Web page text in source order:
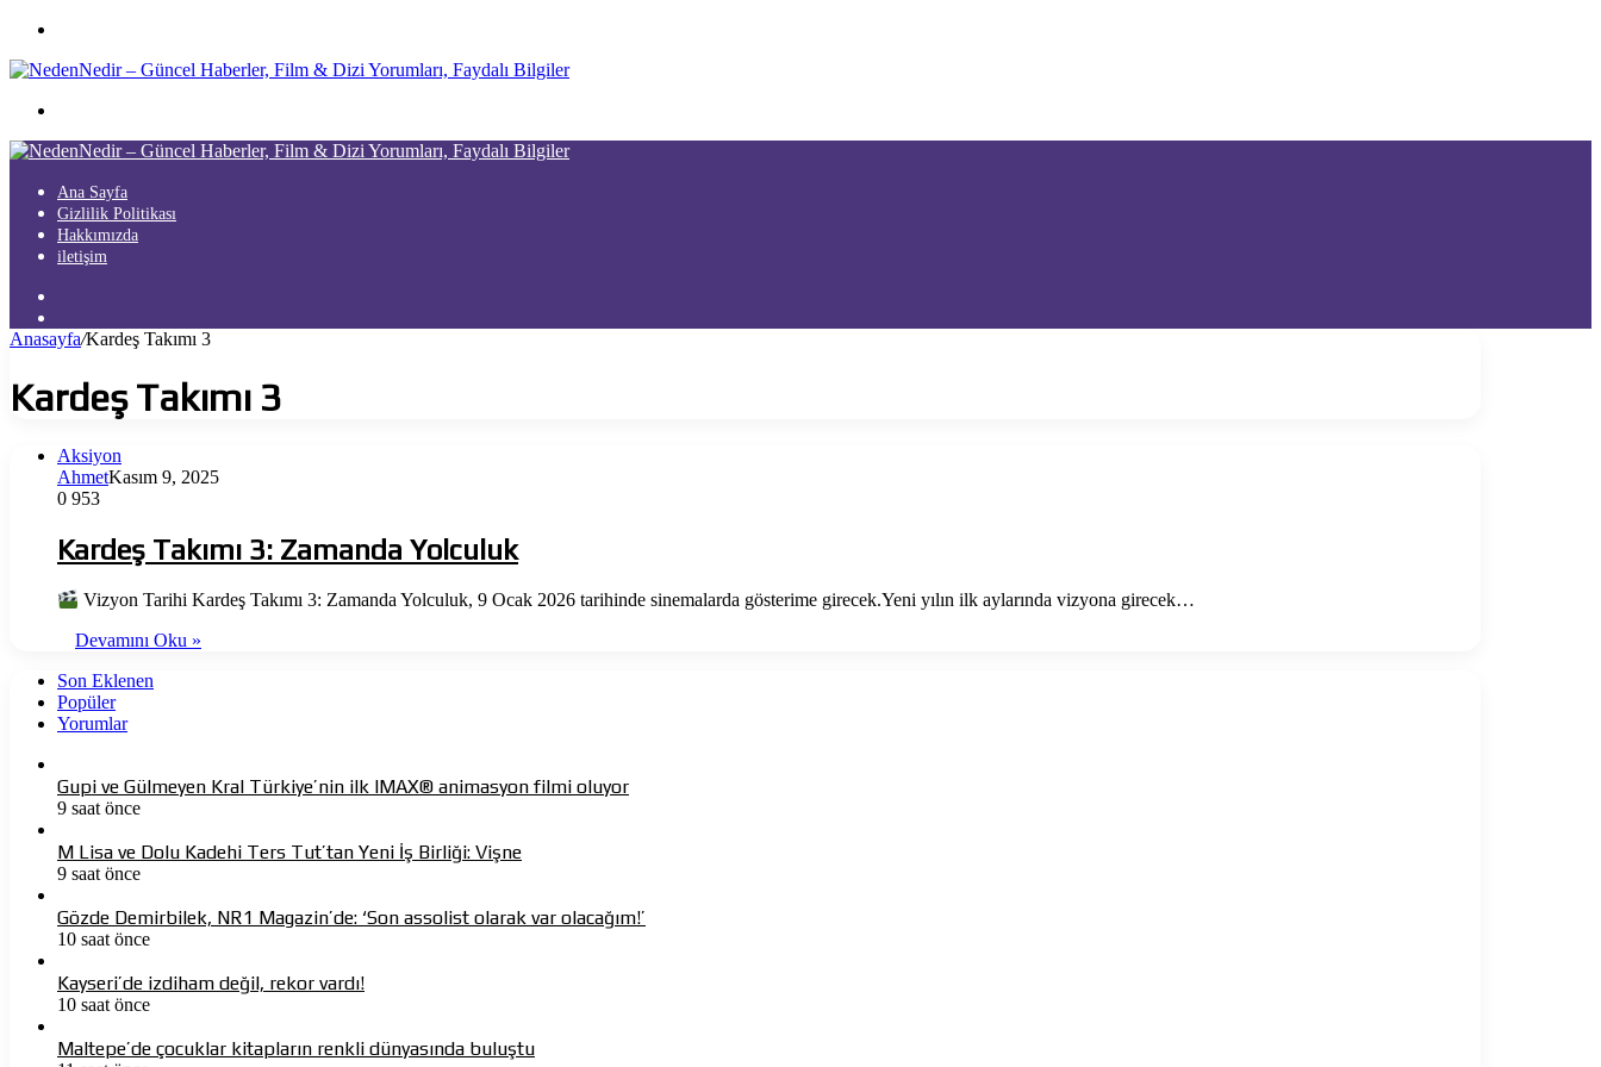
...
Ana Sayfa
Gizlilik Politikası
Hakkımızda
iletişim
yap
Anasayfa/Kardeş Takımı 3
Kardeş Takımı 3
Aksiyon
AhmetKasım 9, 2025
0 953
Kardeş Takımı 3: Zamanda Yolculuk
Vizyon Tarihi Kardeş Takımı 3: Zamanda Yolculuk, 9 Ocak 2026 tarihinde sinemalarda gösterime girecek.Yeni yılın ilk aylarında vizyona girecek…
Devamını Oku »
Son Eklenen
Popüler
Yorumlar
Gupi ve Gülmeyen Kral Türkiye’nin ilk IMAX® animasyon filmi oluyor
9 saat önce
M Lisa ve Dolu Kadehi Ters Tut’tan Yeni İş Birliği: Vişne
9 saat önce
Gözde Demirbilek, NR1 Magazin’de: ‘Son assolist olarak var olacağım!’
10 saat önce
Kayseri’de izdiham değil, rekor vardı!
10 saat önce
Maltepe’de çocuklar kitapların renkli dünyasında buluştu